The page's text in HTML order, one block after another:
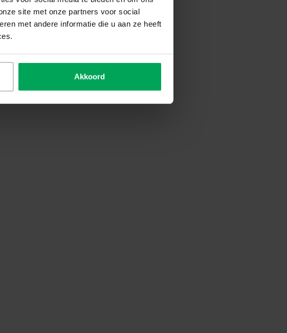
site met onze partners voor social
met andere informatie die u aan ze heeft
Akkoord